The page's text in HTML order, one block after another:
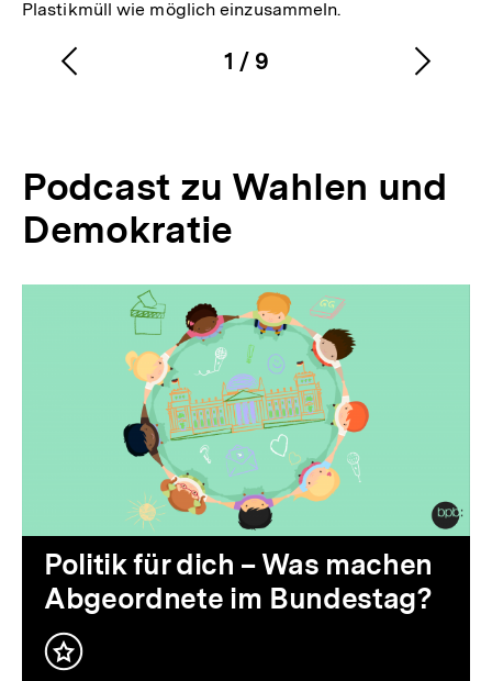
:
Plastikmüll wie möglich einzusammeln.
Karussellinhalt
1
von
/ 9
Vorherigen
Podcast zu Wahlen und
Demokratie
Inhaltskarussell
überspringen
Audio
Dauer
14
Min.
Politik für dich – Was machen
Abgeordnete im Bundestag?
Inhalt